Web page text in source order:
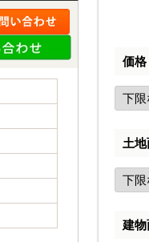
価格
土
建